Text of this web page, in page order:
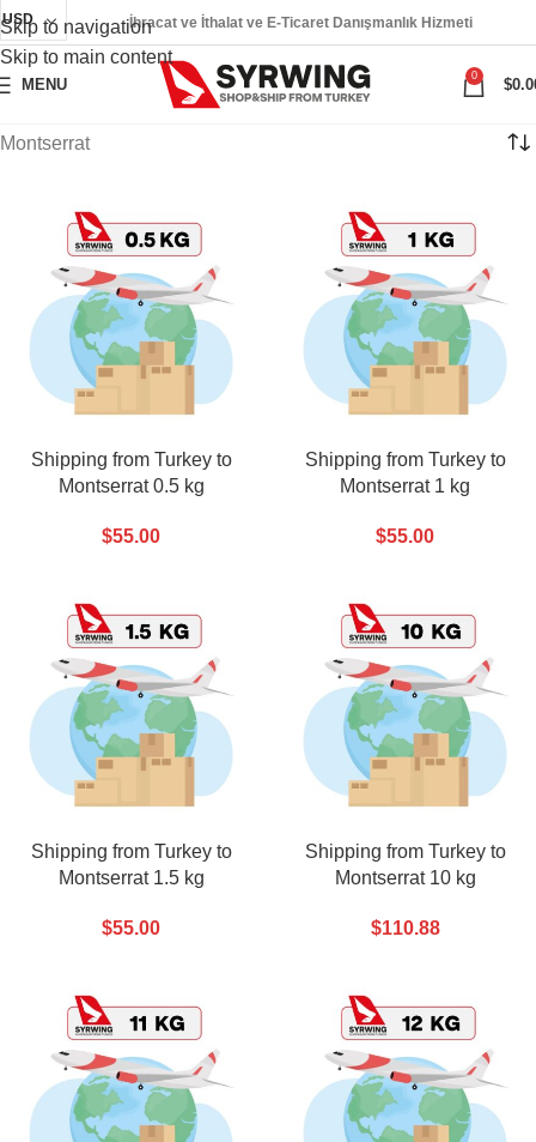
Skip to navigation
Skip to main content
USD İhracat ve İthalat ve E-Ticaret Danışmanlık Hizmeti
MENU
0
$
Montserrat
Shipping from Turkey to
Montserrat 0.5 kg
$55.00
Shipping from Turkey to
Montserrat 1 kg
$55.00
Shipping from Turkey to
Montserrat 1.5 kg
$55.00
Shipping from Turkey to
Montserrat 10 kg
$110.88